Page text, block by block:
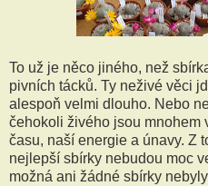
To už je něco jiného, než
pivních tácků. Ty neživé věci
alespoň velmi dlouho. Nebo
čehokoli živého jsou mnohem
času, naší energie a únavy. Z
nejlepší sbírky nebudou moc
možná ani žádné sbírky